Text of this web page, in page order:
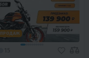
ПРОДАЖ